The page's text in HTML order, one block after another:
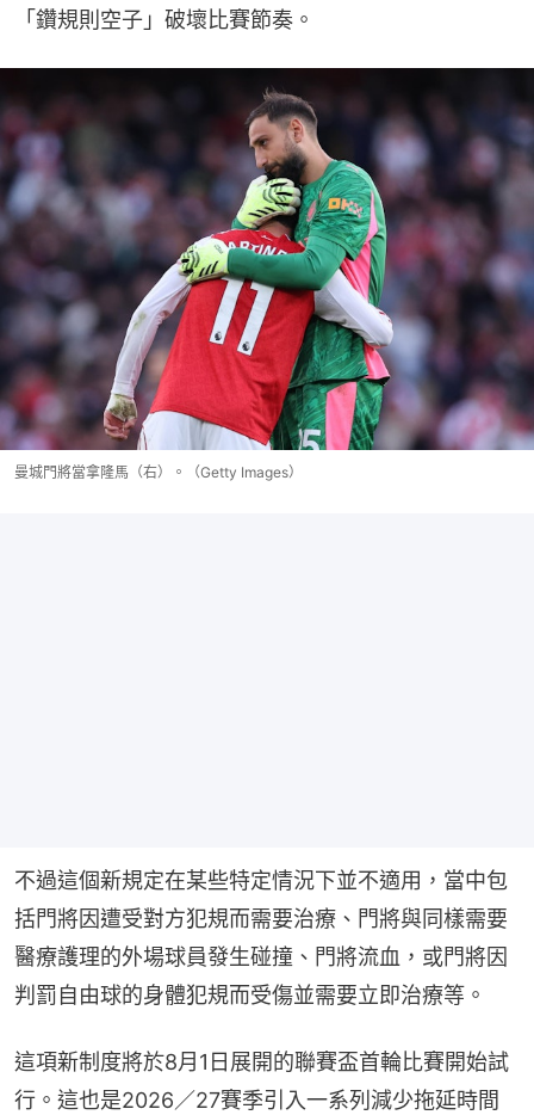
「鑽規則空子」破壞比賽節奏。
曼城門將當拿隆馬（右）。（Getty Images）
不過這個新規定在某些特定情況下並不適用，當中包
括門將因遭受對方犯規而需要治療、門將與同樣需要
醫療護理的外場球員發生碰撞、門將流血，或門將因
判罰自由球的身體犯規而受傷並需要立即治療等。
這項新制度將於8月1日展開的聯賽盃首輪比賽開始試
行。這也是2026／27賽季引入一系列減少拖延時間